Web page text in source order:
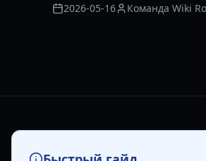
2026-05-16 Команда Wiki